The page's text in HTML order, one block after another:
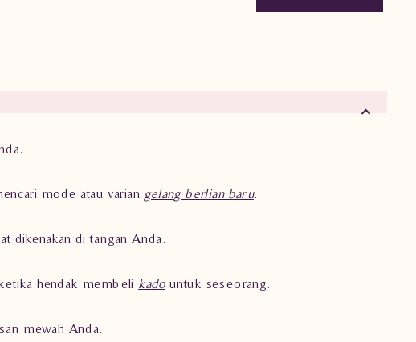
mode atau varian gelang berlian baru.
dikenakan di tangan Anda.
hendak membeli kadountuk seseorang.
mewah Anda.